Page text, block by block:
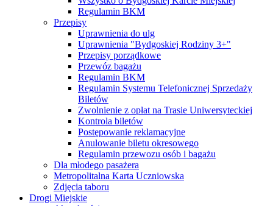
Regulamin BKM
Przepisy
Uprawnienia do ulg
Uprawnienia "Bydgoskiej Rodziny 3+"
Przepisy porządkowe
Przewóz bagażu
Regulamin BKM
Regulamin Systemu Telefonicznej Sprzedaży
Biletów
Zwolnienie z opłat na Trasie Uniwersyteckiej
Kontrola biletów
Postępowanie reklamacyjne
Anulowanie biletu okresowego
Regulamin przewozu osób i bagażu
Dla młodego pasażera
Metropolitalna Karta Uczniowska
Zdjęcia taboru
Drogi Miejskie